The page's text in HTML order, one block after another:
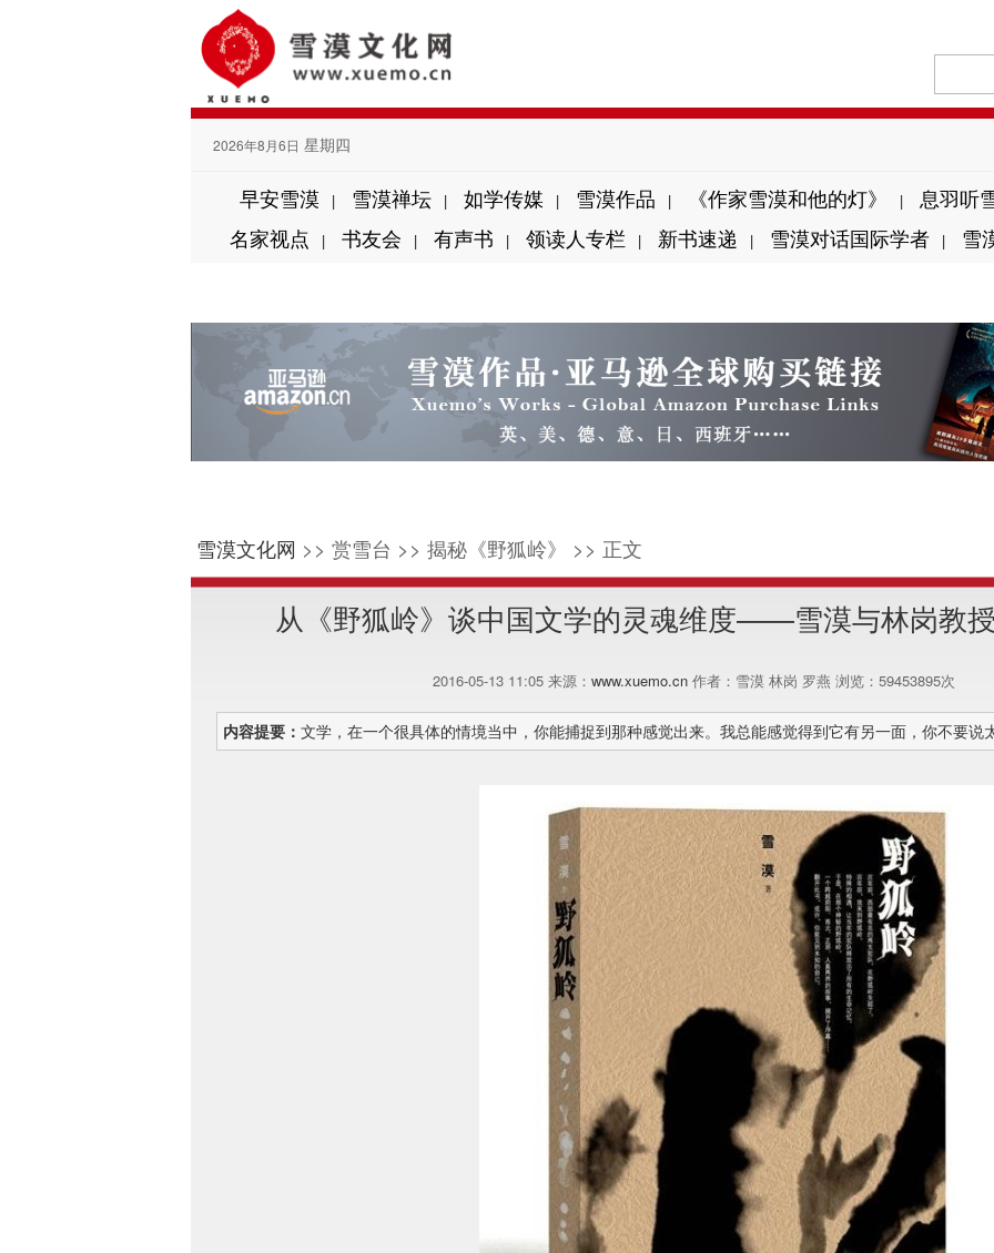
2026年8月6日 星期四
早安雪漠 | 雪漠禅坛 | 如学传媒 | 雪漠作品 | 《作家雪漠和他的灯》 |
息羽听
名家视点
| 书友会 | 有声书 | 领读人专栏 | 新书速递 | 雪漠对话国际学者 | 雪
雪漠文化网 >> 赏雪台 >> 揭秘《野狐岭》 >> 正文
从《野狐岭》谈中国文学的灵魂维度——雪漠与林岗教
2016-05-13 11:05 来源： www.xuemo.cn作者：雪漠 林岗 罗燕 浏览： 59453895次
内容提要： 文学，在一个很具体的情境当中，你能捕捉到那种感觉出来。我总能感觉得到它有另一面，你不要